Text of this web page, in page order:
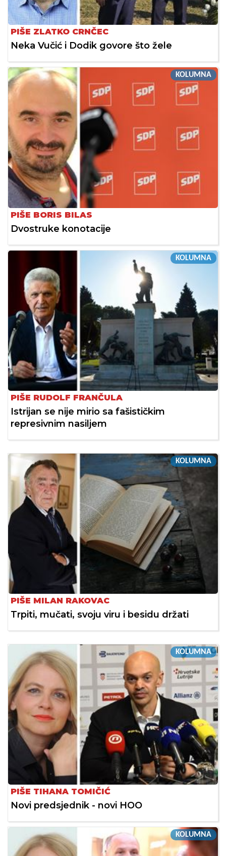
PIŠE ZLATKO CRNČEC
Neka Vučić i Dodik govore što žele
KOLUMNA
PIŠE BORIS BILAS
Dvostruke konotacije
KOLUMNA
PIŠE RUDOLF FRANČULA
Istrijan se nije mirio sa fašističkim
represivnim nasiljem
KOLUMNA
PIŠE MILAN RAKOVAC
Trpiti, mučati, svoju viru i besidu držati
KOLUMNA
PIŠE TIHANA TOMIČIĆ
Novi predsjednik - novi HOO
KOLUMNA